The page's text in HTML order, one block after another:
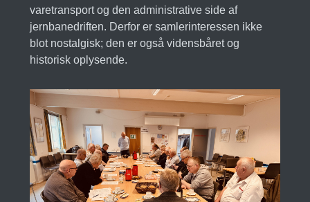
varetransport og den administrative side af
jernbanedriften. Derfor er samlerinteressen ikke
blot nostalgisk; den er også vidensbåret og
historisk oplysende.